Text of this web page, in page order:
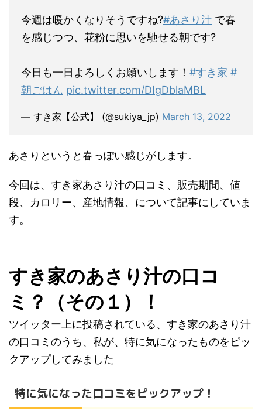
今週は暖かくなりそうですね?#あさり汁 で春
を感じつつ、花粉に思いを馳せる朝です?
今日も一日よろしくお願いします！ #すき家 #
朝ごはん pic.twitter.com/DIgDblaMBL
— すき家【公式】 (@sukiya_jp) March 13, 2022
あさりというと春っぽい感じがします。
今回は、すき家あさり汁の口コミ、販売期間、値
段、カロリー、産地情報、について記事にしていま
す。
すき家のあさり汁の口コ
ミ？（その１）！
ツイッター上に投稿されている、すき家のあさり汁
の口コミのうち、私が、特に気になったものをピッ
クアップしてみました
特に気になった口コミをピックアップ！